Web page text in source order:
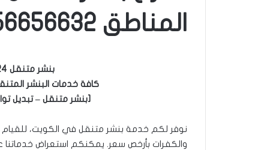
المناطق 56656632
بنشر متنقل 24 ساعة لكافة مناطق الكويت.
كافة خدمات البنشر
[بنشر متنقل – تبديل
نوفر لكم خدمة بنشر متنقل في الكويت، للقيام
والكفرات بأرخص سعر. يمكنكم استعراض خدماتنا عبر